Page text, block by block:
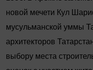
новой мечети Кул
мусульманской уммы
архитекторов
выбору места